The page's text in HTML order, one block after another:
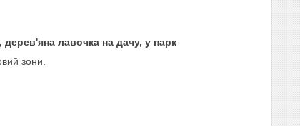
лавочка на дачу, у парк
зони.